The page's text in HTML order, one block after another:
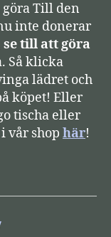
göra Till den
inte donerar
se till att göra
Så klicka
lädret och
köpet! Eller
tischa eller
vår shop här!